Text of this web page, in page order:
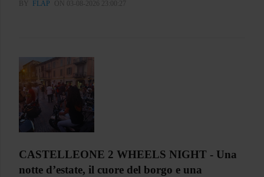
BY FLAP ON 03-08-2026 23:00:27
CASTELLEONE 2 WHEELS NIGHT - Una
notte d’estate, il cuore del borgo e una